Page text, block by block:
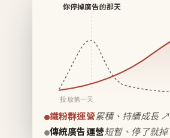
你停掉廣告的那天
投放第一天
鐵粉群運營累積、持續成長 ↗
傳統廣告運營短暫、停了就掉